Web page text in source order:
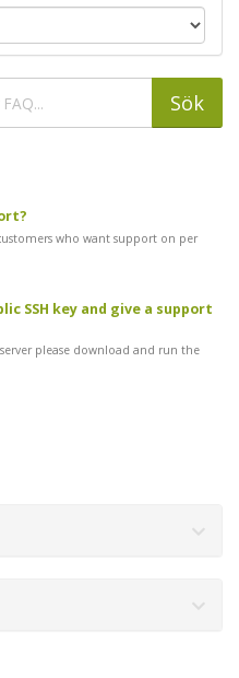
who want support on per
SSH key and give a support
please download and run the